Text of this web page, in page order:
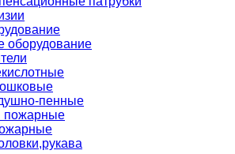
оборудование
пенные
пожарные